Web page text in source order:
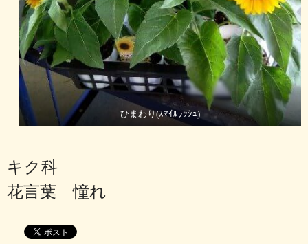
ひまわり(ｽﾏｲﾙﾗｯｼｭ)
キク科
花言葉 憧れ